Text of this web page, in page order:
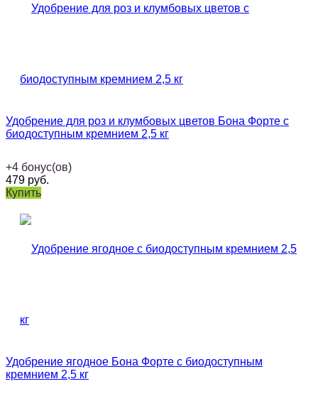
Удобрение для роз и клумбовых цветов Бона Форте с
биодоступным кремнием 2,5 кг
+4 бонус(ов)
479 руб.
Купить
Удобрение ягодное Бона Форте с биодоступным
кремнием 2,5 кг